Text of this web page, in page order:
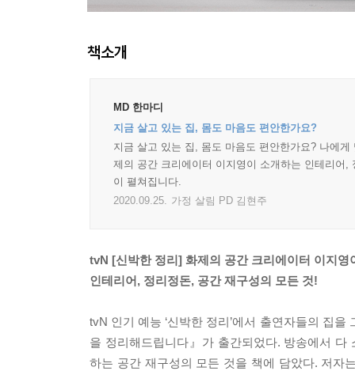
책소개
MD 한마디
지금 살고 있는 집, 몸도 마음도 편안한가요?
지금 살고 있는 집, 몸도 마음도 편안한가요? 나에
제의 공간 크리에이터 이지영이 소개하는 인테리어
이 펼쳐집니다.
2020.09.25. 가정 살림 PD 김현주
tvN [신박한 정리] 화제의 공간 크리에이터 이지영
인테리어, 정리정돈, 공간 재구성의 모든 것!
tvN 인기 예능 ‘신박한 정리’에서 출연자들의 집
을 정리해드립니다』가 출간되었다. 방송에서 다
하는 공간 재구성의 모든 것을 책에 담았다. 저자